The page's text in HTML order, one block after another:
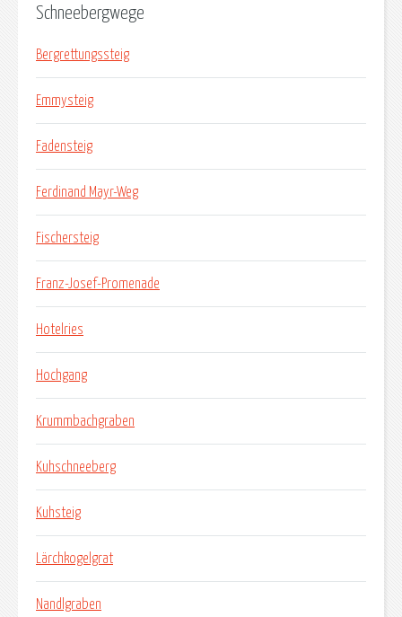
Schneebergwege
Bergrettungssteig
Emmysteig
Fadensteig
Ferdinand Mayr-Weg
Fischersteig
Franz-Josef-Promenade
Hotelries
Hochgang
Krummbachgraben
Kuhschneeberg
Kuhsteig
Lärchkogelgrat
Nandlgraben